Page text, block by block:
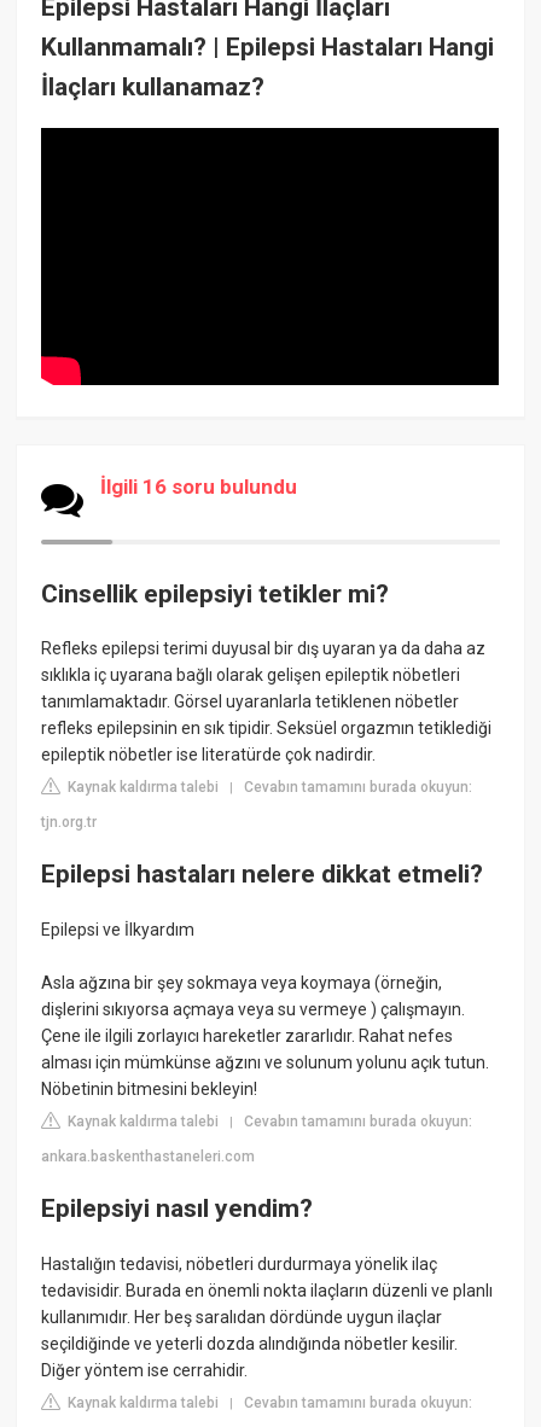
Epilepsi Hastaları Hangi İlaçları
Kullanmamalı? | Epilepsi Hastaları Hangi
İlaçları kullanamaz?
İlgili 16 soru bulundu
Cinsellik epilepsiyi tetikler mi?
Refleks epilepsi terimi duyusal bir dış uyaran ya da daha az
sıklıkla iç uyarana bağlı olarak gelişen epileptik nöbetleri
tanımlamaktadır. Görsel uyaranlarla tetiklenen nöbetler
refleks epilepsinin en sık tipidir. Seksüel orgazmın tetiklediği
epileptik nöbetler ise literatürde çok nadirdir.
Kaynak kaldırma talebi |Cevabın tamamını burada okuyun:
tjn.org.tr
Epilepsi hastaları nelere dikkat etmeli?
Epilepsi ve İlkyardım
Asla ağzına bir şey sokmaya veya koymaya (örneğin,
dişlerini sıkıyorsa açmaya veya su vermeye ) çalışmayın.
Çene ile ilgili zorlayıcı hareketler zararlıdır. Rahat nefes
alması için mümkünse ağzını ve solunum yolunu açık tutun.
Nöbetinin bitmesini bekleyin!
Kaynak kaldırma talebi |Cevabın tamamını burada okuyun:
ankara.baskenthastaneleri.com
Epilepsiyi nasıl yendim?
Hastalığın tedavisi, nöbetleri durdurmaya yönelik ilaç
tedavisidir. Burada en önemli nokta ilaçların düzenli ve planlı
kullanımıdır. Her beş saralıdan dördünde uygun ilaçlar
seçildiğinde ve yeterli dozda alındığında nöbetler kesilir.
Diğer yöntem ise cerrahidir.
Kaynak kaldırma talebi |Cevabın tamamını burada okuyun: